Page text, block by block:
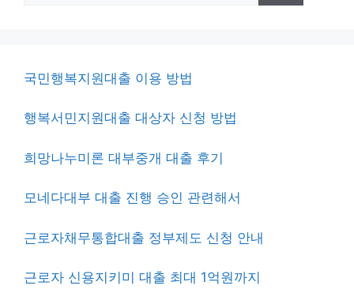
국민행복지원대출 이용 방법
행복서민지원대출 대상자 신청 방법
희망나누미론 대부중개 대출 후기
모네다대부 대출 진행 승인 관련해서
근로자채무통합대출 정부제도 신청 안내
근로자 신용지키미 대출 최대 1억원까지